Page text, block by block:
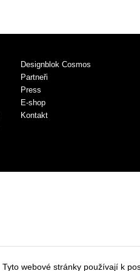
Designblok Cosmos
Partneři
Press
E-shop
Kontakt
Tyto webové stránky používají k